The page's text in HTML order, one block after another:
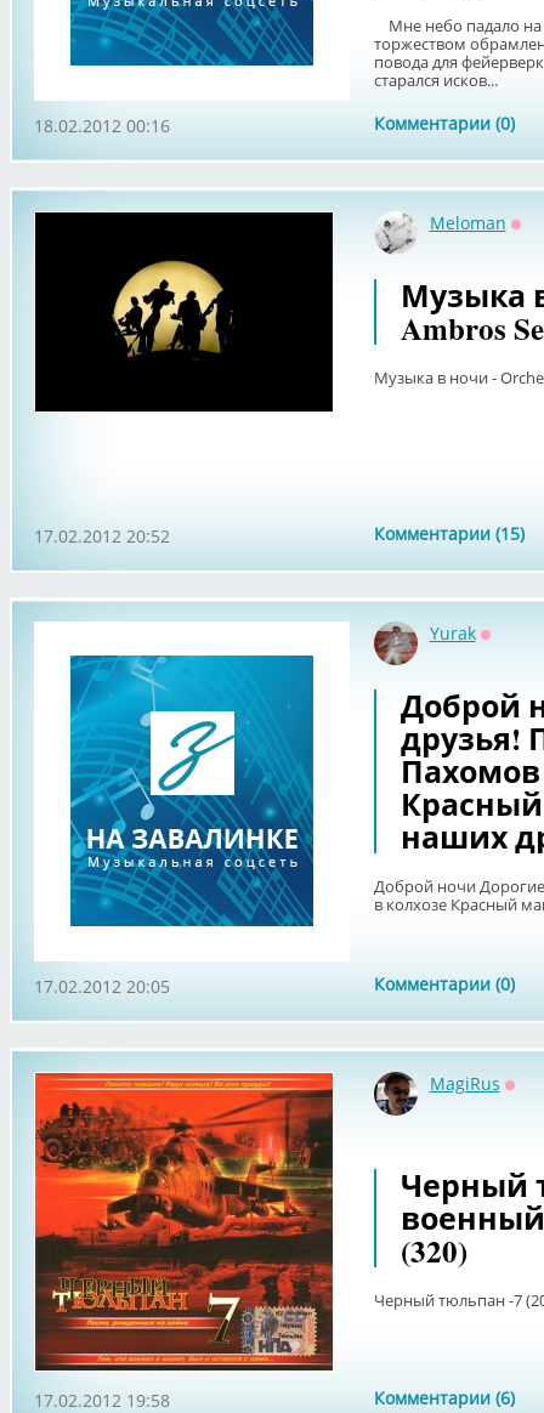
Мне небо падало на
торжеством
повода для
старался исков...
Комментарии (0)
18.02.2012 00:16
Meloman
Музыка
Ambros
Музыка в ночи -
Комментарии (15)
17.02.2012 20:52
Yurak
Доброй
друзья!
Пахомов
наших
Доброй ночи
в колхозе Красный
Комментарии (0)
17.02.2012 20:05
MagiRus
Черный
(320)
Черный тюльпан -7
Комментарии (6)
17.02.2012 19:58